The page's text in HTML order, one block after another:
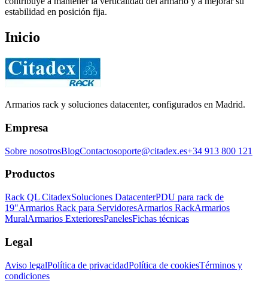
estabilidad en posición fija.
Inicio
Armarios rack y soluciones datacenter, configurados en Madrid.
Empresa
Sobre nosotrosBlogContactosoporte@citadex.es+34 913 800 121
Productos
Rack QL CitadexSoluciones DatacenterPDU para rack de
19"Armarios Rack para ServidoresArmarios RackArmarios
MuralArmarios ExterioresPanelesFichas técnicas
Legal
Aviso legalPolítica de privacidadPolítica de cookiesTérminos y
condiciones